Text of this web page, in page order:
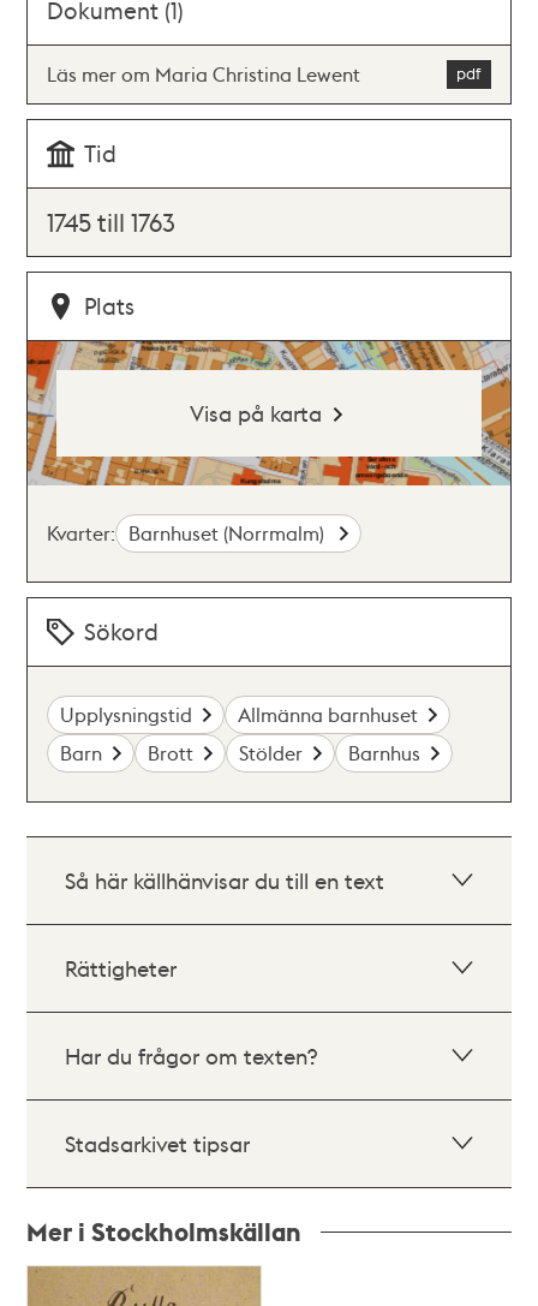
Dokument (1)
Läs mer om Maria Christina Lewent
Tid
1745 till 1763
Plats
Visa på karta
Kvarter: Barnhuset (Norrmalm)
Sökord
Upplysningstid
Allmänna barnhuset
Barn
Brott Stölder Barnhus
Så här källhänvisar du till en text
Rättigheter
Har du frågor om texten?
Stadsarkivet tipsar
Mer i Stockholmskällan
Relaterade